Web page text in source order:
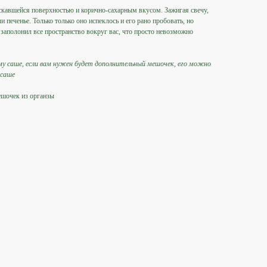
поверхностью и корично-сахарным вкусом. Зажигая свечу,
печенье. Только только оно испеклось и его рано пробовать, но
все пространство вокруг вас, что просто невозможно
саше, если вам нужен будет дополнительный мешочек, его можно
из органзы